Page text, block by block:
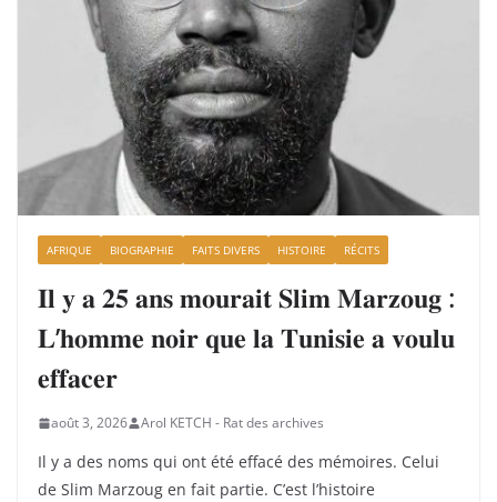
AFRIQUE BIOGRAPHIE FAITS DIVERS HISTOIRE RÉCITS
𝐈𝐥 𝐲 𝐚 𝟐𝟓 𝐚𝐧𝐬 𝐦𝐨𝐮𝐫𝐚𝐢𝐭 𝐒𝐥𝐢𝐦 𝐌𝐚𝐫𝐳𝐨𝐮𝐠 :
𝐋’𝐡𝐨𝐦𝐦𝐞 𝐧𝐨𝐢𝐫 𝐪𝐮𝐞 𝐥𝐚 𝐓𝐮𝐧𝐢𝐬𝐢𝐞 𝐚 𝐯𝐨𝐮𝐥𝐮
𝐞𝐟𝐟𝐚𝐜𝐞𝐫
août 3, 2026 Arol KETCH - Rat des archives
Il y a des noms qui ont été effacé des mémoires. Celui
de Slim Marzoug en fait partie. C’est l’histoire